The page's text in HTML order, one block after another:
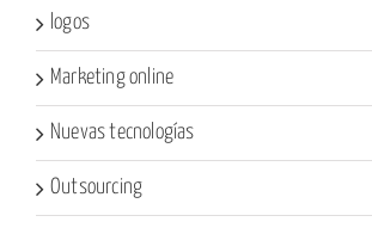
logos
Marketing online
Nuevas tecnologías
Outsourcing